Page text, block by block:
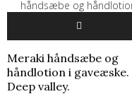
Meraki håndsæbe og
håndlotion i gaveæske.
Deep valley.